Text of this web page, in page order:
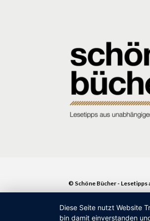
© Schöne Bücher - Lesetipps
Diese Seite nutzt Website
bin damit einverstanden